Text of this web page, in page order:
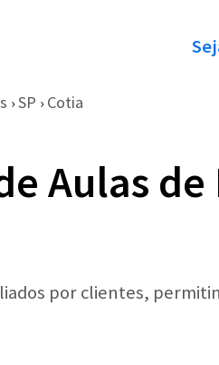
› SP › Cotia
Aulas
por clientes,